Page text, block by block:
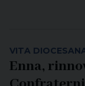
VITA
Enna,